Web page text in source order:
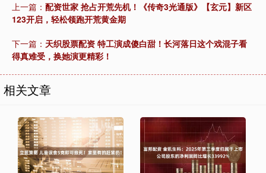
上一篇： 配资世家 抢占开荒先机！《传奇3光通版》【玄元】新区
123开启，轻松领跑开荒黄金期
下一篇： 天织股票配资 特工演成傻白甜！长河落日这个戏混子看
得真难受，换她演更精彩！
相关文章